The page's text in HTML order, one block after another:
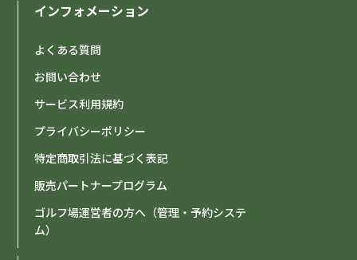
インフォメーション
よくある質問
お問い合わせ
サービス利用規約
プライバシーポリシー
特定商取引法に基づく表記
販売パートナープログラム
ゴルフ場運営者の方へ（管理・予約システ
ム）